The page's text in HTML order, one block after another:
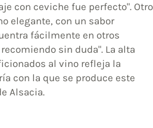
con ceviche fue perfecto". Otro
elegante, con un sabor
fácilmente en otros
sin duda". La alta
al vino refleja la
con la que se produce este
Alsacia.